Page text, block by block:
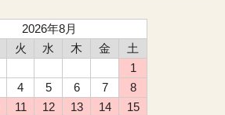
2026年8月
火 水 木 金
土
1
4 5 6 7
8
11 12 13 14
15